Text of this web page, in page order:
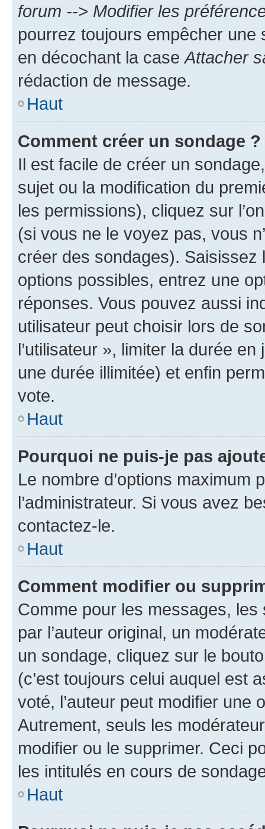
forum --> Modifier les
pourrez toujours empêcher une
en décochant la case Attacher
rédaction de message.
Haut
Comment créer un sondage ?
Il est facile de créer un
sujet ou la modification du
les permissions), cliquez sur
(si vous ne le voyez pas, vous
créer des sondages).
options possibles, entrez une
réponses. Vous pouvez aussi
utilisateur peut choisir lors de
l’utilisateur », limiter la durée
une durée illimitée) et enfin
vote.
Haut
Pourquoi ne puis-je pas
Le nombre d’options maximum
l’administrateur. Si vous avez
contactez-le.
Haut
Comment modifier ou
Comme pour les messages,
par l’auteur original, un
un sondage, cliquez sur le
(c’est toujours celui auquel est
voté, l’auteur peut modifier une
Autrement, seuls les
modifier ou le supprimer. Ceci
les intitulés en cours de
Haut